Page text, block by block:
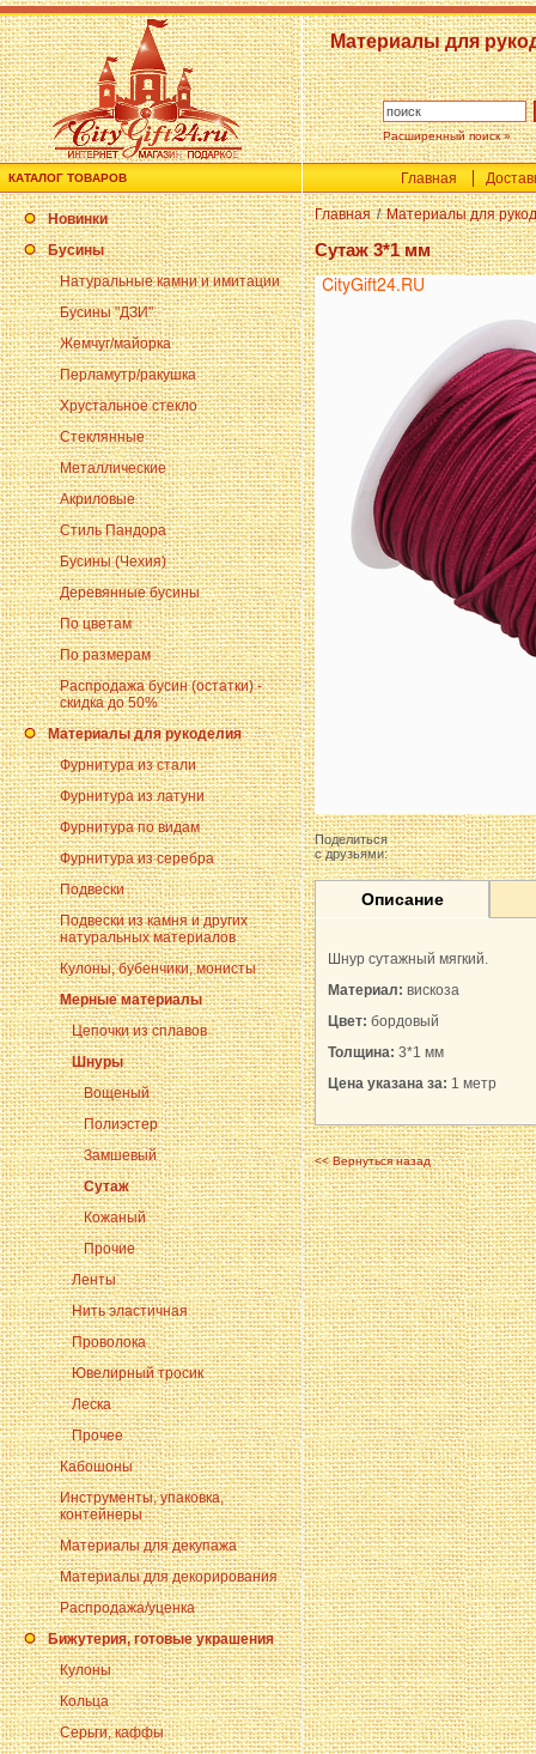
Материалы для
Расширенный поиск »
КАТАЛОГ ТОВАРОВ Главная
Новинки
Бусины
Натуральные камни и имитации
Бусины "ДЗИ"
Жемчуг/майорка
Перламутр/ракушка
Хрустальное стекло
Стеклянные
Металлические
Акриловые
Стиль Пандора
Бусины (Чехия)
Деревянные бусины
По цветам
По размерам
Распродажа бусин (остатки) -
скидка до 50%
Материалы для рукоделия
Фурнитура из стали
Фурнитура из латуни
Фурнитура по видам
Фурнитура из серебра
Подвески
Подвески из камня и других
натуральных материалов
Кулоны, бубенчики, монисты
Мерные материалы
Цепочки из сплавов
Шнуры
Вощеный
Полиэстер
Замшевый
Сутаж
Кожаный
Прочие
Ленты
Нить эластичная
Проволока
Ювелирный тросик
Леска
Прочее
Кабошоны
Инструменты, упаковка,
контейнеры
Материалы для декупажа
Материалы для декорирования
Распродажа/уценка
Бижутерия, готовые украшения
Кулоны
Кольца
Серьги, каффы
Главная / Материалы для
Сутаж 3*1 мм
Поделиться
с друзьями:
Описание
Шнур сутажный мягкий.
Материал: вискоза
Цвет: бордовый
Толщина: 3*1 мм
Цена указана за: 1 метр
<< Вернуться назад